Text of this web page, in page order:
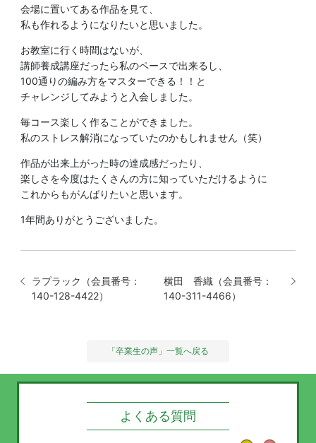
会場に置いてある作品を見て、
私も作れるようになりたいと思いました。
お教室に行く時間はないが、
講師養成講座だったら私のペースで出来るし、
100通りの編み方をマスターできる！！と
チャレンジしてみようと入会しました。
毎コース楽しく作ることができました。
私のストレス解消になっていたのかもしれません（笑）
作品が出来上がった時の達成感だったり、
楽しさを今度はたくさんの方に知っていただけるように
これからもがんばりたいと思います。
1年間ありがとうございました。
ラプラック（会員番号：
140-128-4422）
横田 香織（会員番号：
140-311-4466）
「卒業生の声」一覧へ戻る
よくある質問